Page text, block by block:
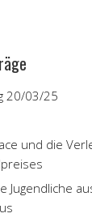
20/03/25
und die
Jugendliche